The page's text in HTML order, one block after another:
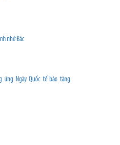
nhớ Bác
ứng Ngày Quốc tế bảo tàng